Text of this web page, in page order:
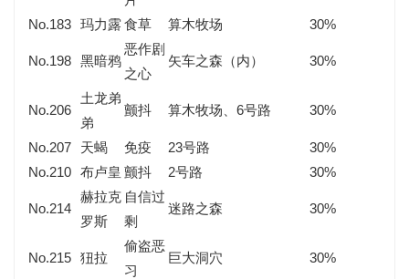
No.183 玛力露 食草 算木牧场 30%
No.198 黑暗鸦
恶作剧
之心
矢车之森（内） 30%
No.206
土龙弟
弟
颤抖 算木牧场、6号路 30%
No.207 天蝎 免疫 23号路
30%
No.210 布卢皇 颤抖 2号路 30%
No.214
赫拉克
罗斯
自信过
剩
迷路之森 30%
No.215 狃拉
偷盗恶
习
巨大洞穴 30%